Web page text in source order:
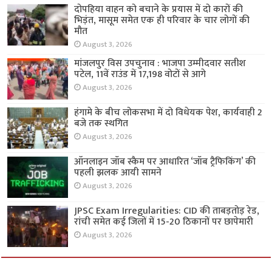
दोपहिया वाहन को बचाने के प्रयास में दो कारों की
भिड़ंत, मासूम समेत एक ही परिवार के चार लोगों की
मौत
August 3, 2026
मांजलपुर विस उपचुनाव : भाजपा उम्मीदवार सतीश
पटेल, 11वें राउंड में 17,198 वोटों से आगे
August 3, 2026
हंगामे के बीच लोकसभा में दो विधेयक पेश, कार्यवाही 2
बजे तक स्थगित
August 3, 2026
ऑनलाइन जॉब स्कैम पर आधारित ‘जॉब ट्रैफिकिंग’ की
पहली झलक आयी सामने
August 3, 2026
JPSC Exam Irregularities: CID की ताबड़तोड़ रेड,
रांची समेत कई जिलों में 15-20 ठिकानों पर छापेमारी
August 3, 2026